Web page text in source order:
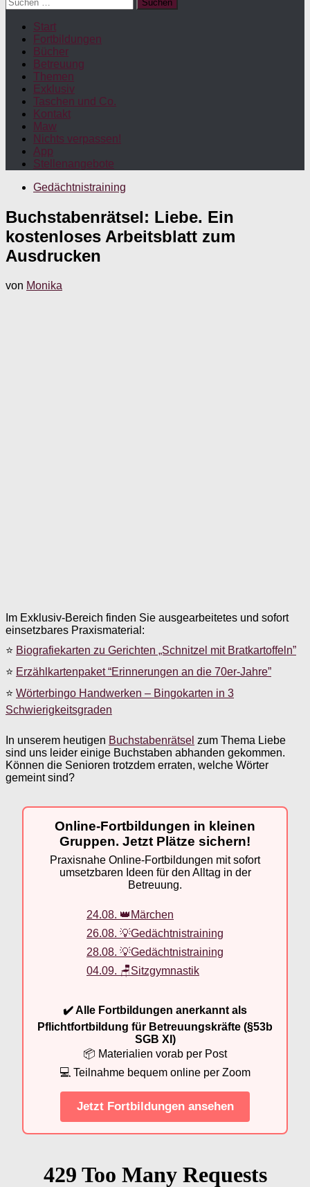
nach:
Start
Fortbildungen
Bücher
Betreuung
Themen
Exklusiv
Taschen und Co.
Kontakt
Maw
Nichts verpassen!
App
Stellenangebote
Gedächtnistraining
Buchstabenrätsel: Liebe. Ein
kostenloses Arbeitsblatt zum
Ausdrucken
von Monika
Im Exklusiv-Bereich finden Sie ausgearbeitetes und sofort
einsetzbares Praxismaterial:
⭐ Biografiekarten zu Gerichten „Schnitzel mit Bratkartoffeln”
⭐ Erzählkartenpaket “Erinnerungen an die 70er-Jahre”
⭐ Wörterbingo Handwerken – Bingokarten in 3
Schwierigkeitsgraden
In unserem heutigen Buchstabenrätsel zum Thema Liebe
sind uns leider einige Buchstaben abhanden gekommen.
Können die Senioren trotzdem erraten, welche Wörter
gemeint sind?
Online-Fortbildungen in kleinen
Gruppen. Jetzt Plätze sichern!
Praxisnahe Online-Fortbildungen mit sofort
umsetzbaren Ideen für den Alltag in der
Betreuung.
24.08. 👑Märchen
26.08. 💡Gedächtnistraining
28.08. 💡Gedächtnistraining
04.09. 🪑Sitzgymnastik
✔️ Alle Fortbildungen anerkannt als
Pflichtfortbildung für Betreuungskräfte (§53b
SGB XI)
📦 Materialien vorab per Post
💻 Teilnahme bequem online per Zoom
Jetzt Fortbildungen ansehen